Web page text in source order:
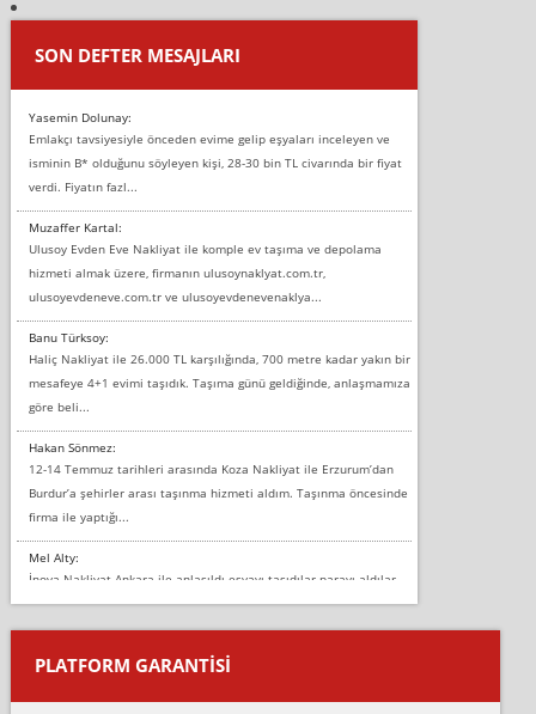
SON DEFTER MESAJLARI
Yasemin Dolunay:
Emlakçı tavsiyesiyle önceden evime gelip eşyaları inceleyen ve
isminin B* olduğunu söyleyen kişi, 28-30 bin TL civarında bir fiyat
verdi. Fiyatın fazl...
Muzaffer Kartal:
Ulusoy Evden Eve Nakliyat ile komple ev taşıma ve depolama
hizmeti almak üzere, firmanın ulusoynaklyat.com.tr,
ulusoyevdeneve.com.tr ve ulusoyevdenevenaklya...
Banu Türksoy:
Haliç Nakliyat ile 26.000 TL karşılığında, 700 metre kadar yakın bir
mesafeye 4+1 evimi taşıdık. Taşıma günü geldiğinde, anlaşmamıza
göre beli...
Hakan Sönmez:
12-14 Temmuz tarihleri arasında Koza Nakliyat ile Erzurum’dan
Burdur’a şehirler arası taşınma hizmeti aldım. Taşınma öncesinde
firma ile yaptığı...
Mel Alty:
İnova Nakliyat Ankara ile anlaşıldı eşyayı taşıdılar parayı aldılar.
Salon duvarına bir baktım birisi boydan alüminyum renkli bantı
yapıştırm...
Murat:
PLATFORM GARANTİSİ